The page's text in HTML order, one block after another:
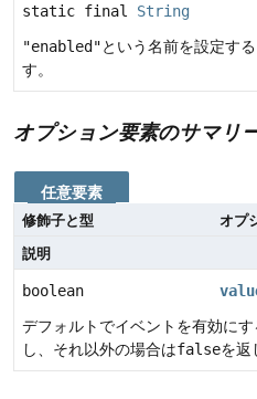
static final String
"enabled"という名前を設定す
す。
オプション要素のサマリ
任意要素
修飾子と型
オプ
説明
boolean
デフォルトでイベントを有効に
し、それ以外の場合はfalseを返